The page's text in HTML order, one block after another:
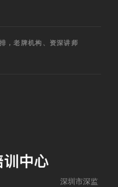
，老牌机构、资深讲师
深圳市深监